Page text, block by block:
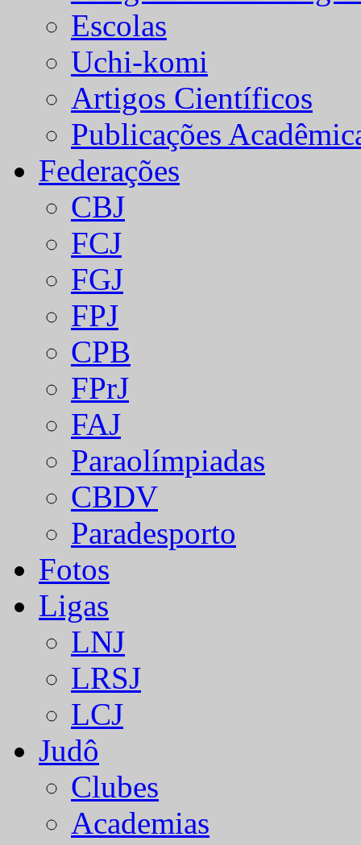
Escolas
Uchi-komi
Artigos Científicos
Publicações
Federações
CBJ
FCJ
FGJ
FPJ
CPB
FPrJ
FAJ
Paraolímpiadas
CBDV
Paradesporto
Fotos
Ligas
LNJ
LRSJ
LCJ
Judô
Clubes
Academias